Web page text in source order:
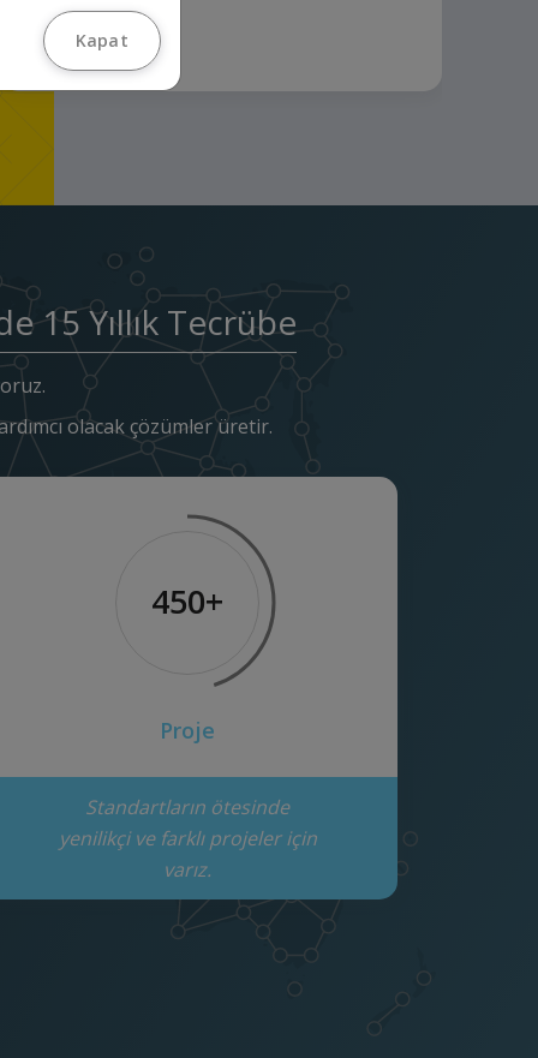
15 Yıllık Tecrübe
olacak çözümler üretir.
450+
Proje
Standartların ötesinde
yenilikçi ve farklı projeler için
varız.
Kapat